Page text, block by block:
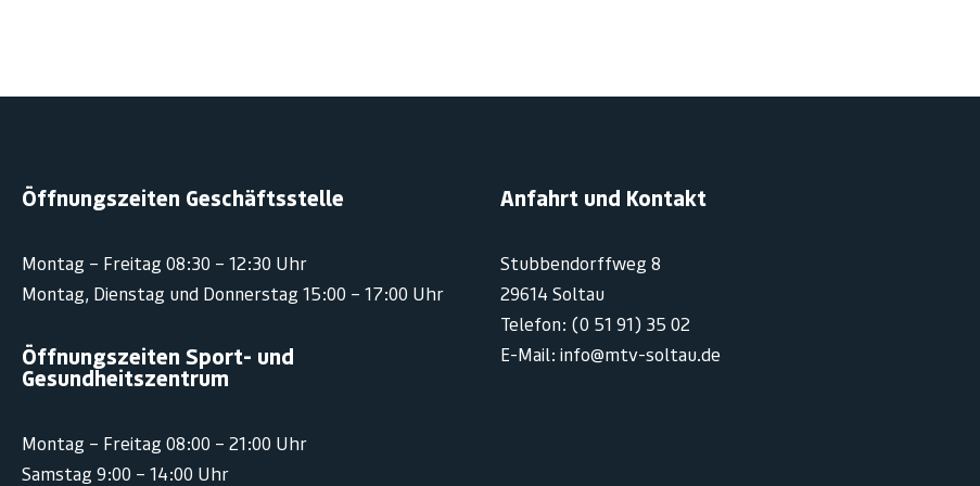
Öffnungszeiten Geschäftsstelle
Montag – Freitag 08:30 – 12:30 Uhr
Montag, Dienstag und Donnerstag 15:00 – 17:00 Uhr
Öffnungszeiten Sport- und
Gesundheitszentrum
Montag – Freitag 08:00 – 21:00 Uhr
Samstag 9:00 – 14:00 Uhr
Anfahrt und Kontakt
Stubbendorffweg 8
29614 Soltau
Telefon: (0 51 91) 35 02
E-Mail: info@mtv-soltau.de